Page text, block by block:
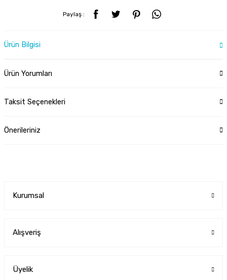
Paylaş :
Ürün Bilgisi
Ürün Yorumları
Taksit Seçenekleri
Önerileriniz
Kurumsal
Alışveriş
Üyelik